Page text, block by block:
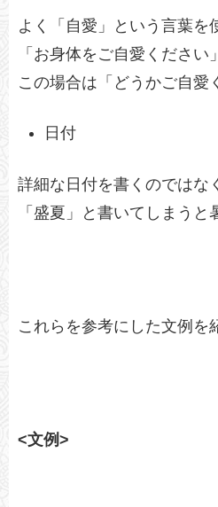
よく「自愛」という言葉を
「お身体をご自愛くださ
この場合は「どうかご自愛
日付
詳細な日付を書くのではな
「盛夏」と書いてしまう
これらを参考にした文例を
<文例>